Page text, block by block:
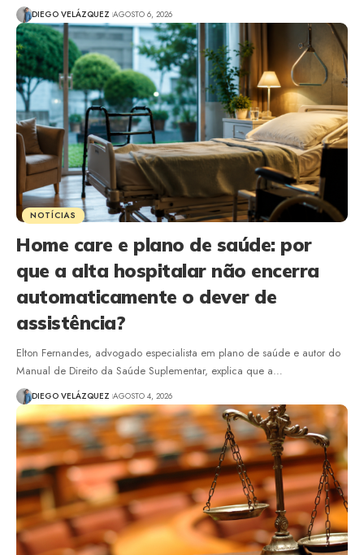
DIEGO VELÁZQUEZ AGOSTO 6, 2026
NOTÍCIAS
Home care e plano de saúde: por
que a alta hospitalar não encerra
automaticamente o dever de
assistência?
Elton Fernandes, advogado especialista em plano de saúde e autor do
Manual de Direito da Saúde Suplementar, explica que a…
DIEGO VELÁZQUEZ AGOSTO 4, 2026